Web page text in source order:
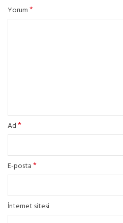
Yorum*
Ad*
E-posta*
İnternet sitesi